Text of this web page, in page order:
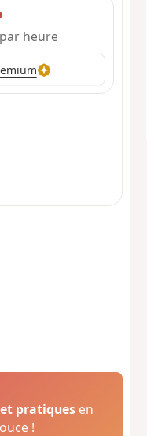
heure
pratiques en
!